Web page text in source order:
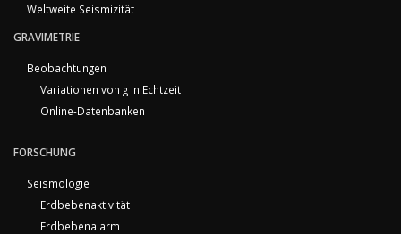
Weltweite Seismizität
GRAVIMETRIE
Beobachtungen
Variationen von g in Echtzeit
Online-Datenbanken
FORSCHUNG
Seismologie
Erdbebenaktivität
Erdbebenalarm